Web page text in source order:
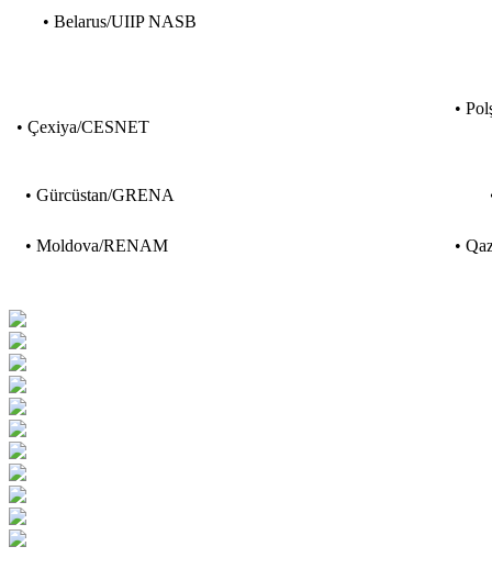
• Belarus/UIIP NASB
• Çexiya/CESNET
•
• Gürcüstan/GRENA
• Moldova/RENAM •